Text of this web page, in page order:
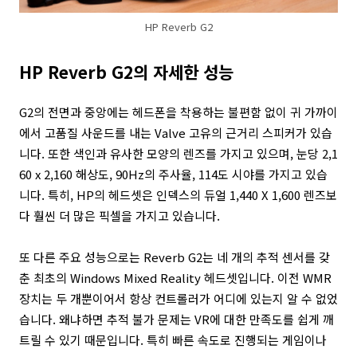
HP Reverb G2
HP Reverb G2의 자세한 성능
G2의 전면과 중앙에는 헤드폰을 착용하는 불편함 없이 귀 가까이
에서 고품질 사운드를 내는 Valve 고유의 근거리 스피커가 있습
니다. 또한 색인과 유사한 모양의 렌즈를 가지고 있으며, 눈당 2,1
60 x 2,160 해상도, 90Hz의 주사율, 114도 시야를 가지고 있습
니다. 특히, HP의 헤드셋은 인덱스의 듀얼 1,440 X 1,600 렌즈보
다 훨씬 더 많은 픽셀을 가지고 있습니다.
또 다른 주요 성능으로는 Reverb G2는 네 개의 추적 센서를 갖
춘 최초의 Windows Mixed Reality 헤드셋입니다. 이전 WMR
장치는 두 개뿐이어서 항상 컨트롤러가 어디에 있는지 알 수 없었
습니다. 왜냐하면 추적 불가 문제는 VR에 대한 만족도를 쉽게 깨
트릴 수 있기 때문입니다. 특히 빠른 속도로 진행되는 게임이나